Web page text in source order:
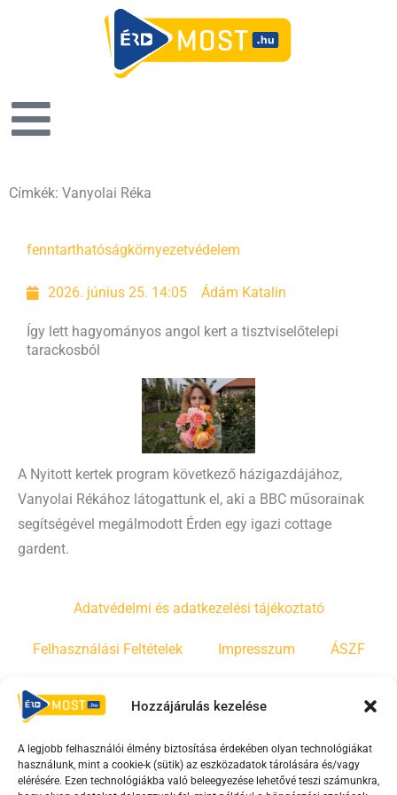
Hozzájárulás kezelése
A legjobb felhasználói élmény biztosítása érdekében olyan technológiákat
használunk, mint a cookie-k (sütik) az eszközadatok tárolására és/vagy
elérésére. Ezen technológiákba való beleegyezése lehetővé teszi számunkra,
Címkék: Vanyolai Réka
fenntarthatóságkörnyezetvédelem
2026. június 25. 14:05 Ádám Katalin
Így lett hagyományos angol kert a tisztviselőtelepi
tarackosból
A Nyitott kertek program következő házigazdájához,
Vanyolai Rékához látogattunk el, aki a BBC műsorainak
segítségével megálmodott Érden egy igazi cottage
gardent.
Adatvédelmi és adatkezelési tájékoztató
Felhasználási Feltételek Impresszum ÁSZF
Irányelvek
F
a
Y
o
T
i